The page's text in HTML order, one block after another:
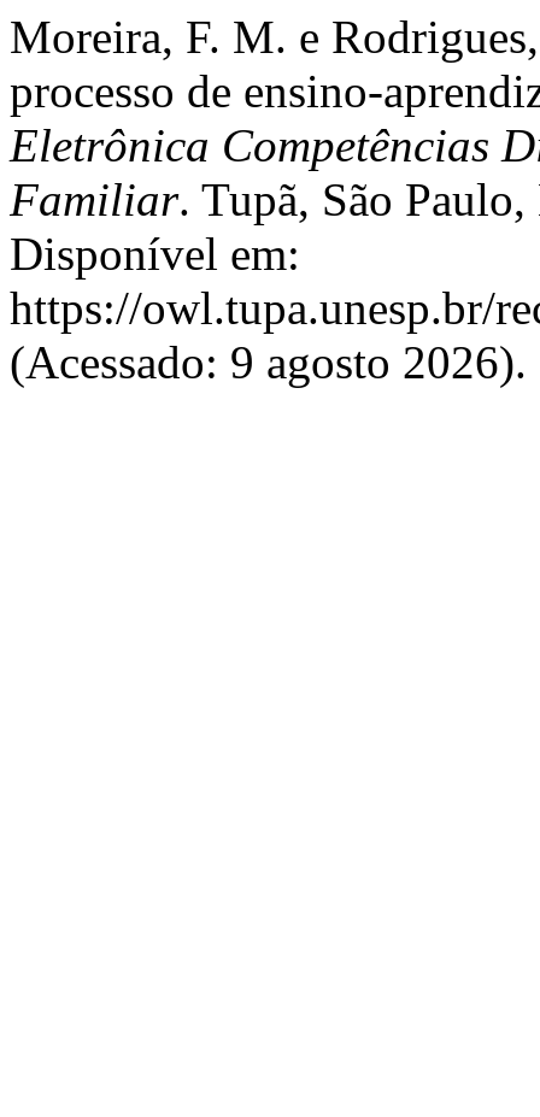
Moreira, F. M. e
processo de ensino-
Eletrônica Competências
Familiar. Tupã, São
Disponível em:
https://owl.tupa.unesp.br/
(Acessado: 9 agosto 2026).